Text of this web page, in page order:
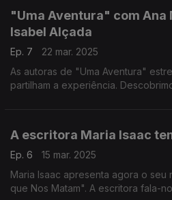
"Uma Aventura" com Ana
Isabel Alçada
Ep. 7
22 mar. 2025
As autoras de "Uma Aventura"
partilham a experiência.
A escritora Maria Isaac
Ep. 6
15 mar. 2025
Maria Isaac apresenta agora o seu
que Nos Matam". A escritora fala-